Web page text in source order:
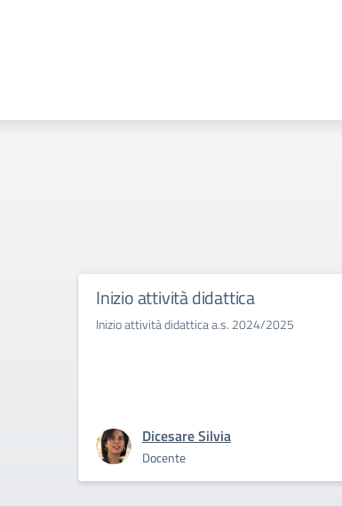
Inizio attività didattica
Inizio attività didattica a.s. 2024/2025
Dicesare Silvia
Docente